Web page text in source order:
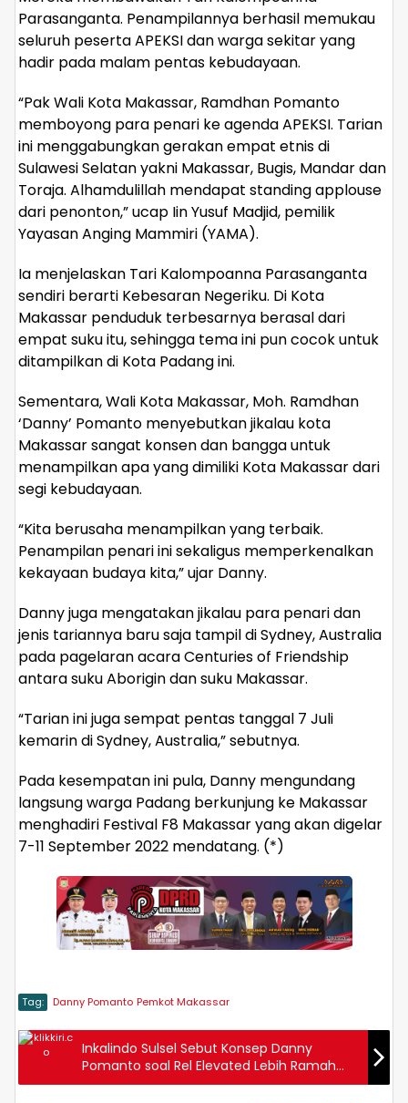
Parasanganta. Penampilannya berhasil memukau
seluruh peserta APEKSI dan warga sekitar yang
hadir pada malam pentas kebudayaan.
“Pak Wali Kota Makassar, Ramdhan Pomanto
memboyong para penari ke agenda APEKSI. Tarian
ini menggabungkan gerakan empat etnis di
Sulawesi Selatan yakni Makassar, Bugis, Mandar dan
Toraja. Alhamdulillah mendapat standing applouse
dari penonton,” ucap Iin Yusuf Madjid, pemilik
Yayasan Anging Mammiri (YAMA).
Ia menjelaskan Tari Kalompoanna Parasanganta
sendiri berarti Kebesaran Negeriku. Di Kota
Makassar penduduk terbesarnya berasal dari
empat suku itu, sehingga tema ini pun cocok untuk
ditampilkan di Kota Padang ini.
Sementara, Wali Kota Makassar, Moh. Ramdhan
‘Danny’ Pomanto menyebutkan jikalau kota
Makassar sangat konsen dan bangga untuk
menampilkan apa yang dimiliki Kota Makassar dari
segi kebudayaan.
“Kita berusaha menampilkan yang terbaik.
Penampilan penari ini sekaligus memperkenalkan
kekayaan budaya kita,” ujar Danny.
Danny juga mengatakan jikalau para penari dan
jenis tariannya baru saja tampil di Sydney, Australia
pada pagelaran acara Centuries of Friendship
antara suku Aborigin dan suku Makassar.
“Tarian ini juga sempat pentas tanggal 7 Juli
kemarin di Sydney, Australia,” sebutnya.
Pada kesempatan ini pula, Danny mengundang
langsung warga Padang berkunjung ke Makassar
menghadiri Festival F8 Makassar yang akan digelar
7-11 September 2022 mendatang. (*)
Tag: Danny Pomanto Pemkot Makassar
Inkalindo Sulsel Sebut Konsep Danny
Pomanto soal Rel Elevated Lebih Ramah
Lingkungan-Aman bagi Warga